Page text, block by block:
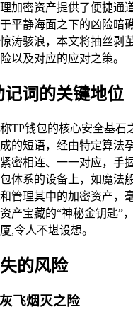
加密资产提供了便捷通
平静海面之下的凶险暗
涛骇浪，本文将抽丝剥
以及对应的应对之策。
词的关键地位
TP钱包的核心安全基石
的短语，经由特定算法
密相连、一一对应，手
体系的设备上，如魔法
管理其中的加密资产，
产宝藏的“神秘金钥匙”
,令人不堪设想。
的风险
飞烟灭之险